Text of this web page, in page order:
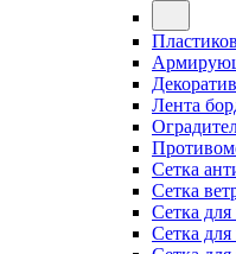
Лента
Сетка
Сетка
Сетка для
Сетка